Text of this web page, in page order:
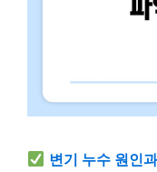
변기 누수 원인